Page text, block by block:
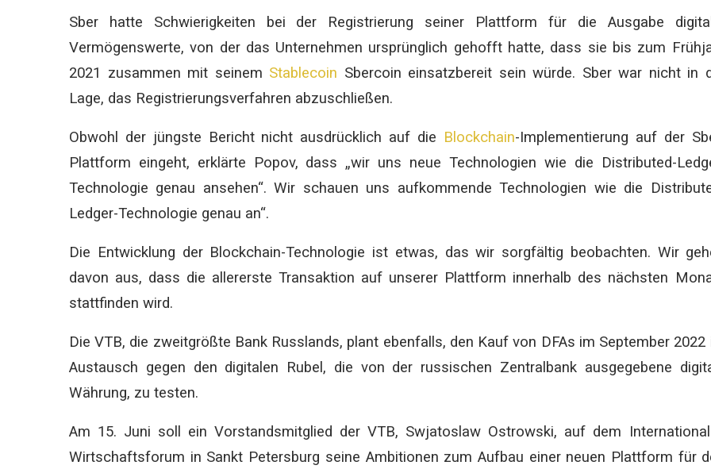
Sber hatte Schwierigkeiten bei der Registrierung seiner Plattform für die Ausgabe
Vermögenswerte, von der das Unternehmen ursprünglich gehofft hatte, dass sie bis zum
2021 zusammen mit seinem Stablecoin Sbercoin einsatzbereit sein würde. Sber war nicht in
Lage, das Registrierungsverfahren abzuschließen.
Obwohl der jüngste Bericht nicht ausdrücklich auf die Blockchain-Implementierung auf der
Plattform eingeht, erklärte Popov, dass „wir uns neue Technologien wie die Distributed-
Technologie genau ansehen“. Wir schauen uns aufkommende Technologien wie die
Ledger-Technologie genau an“.
Die Entwicklung der Blockchain-Technologie ist etwas, das wir sorgfältig beobachten. Wir
davon aus, dass die allererste Transaktion auf unserer Plattform innerhalb des nächsten
stattfinden wird.
Die VTB, die zweitgrößte Bank Russlands, plant ebenfalls, den Kauf von DFAs im September 2022
Austausch gegen den digitalen Rubel, die von der russischen Zentralbank ausgegebene
Währung, zu testen.
Am 15. Juni soll ein Vorstandsmitglied der VTB, Swjatoslaw Ostrowski, auf dem
Wirtschaftsforum in Sankt Petersburg seine Ambitionen zum Aufbau einer neuen Plattform für